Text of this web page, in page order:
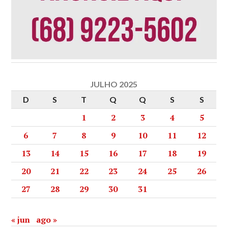
JULHO 2025
D
S T Q Q S S
1 2 3 4
5
6
7 8 9 10 11
12
13
14 15 16 17 18
19
20
21 22 23 24 25
26
27
28 29 30 31
« jun ago »